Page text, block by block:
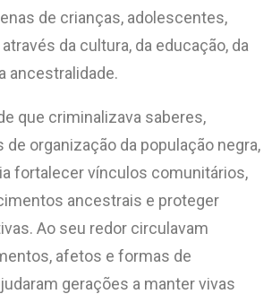
de crianças, adolescentes,
da cultura, da educação, da
ancestralidade.
que criminalizava saberes,
organização da população negra,
fortalecer vínculos comunitários,
ancestrais e proteger
Ao seu redor circulavam
afetos e formas de
gerações a manter vivas